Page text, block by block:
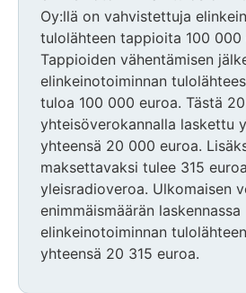
Oy:llä on vahvistettuja
tulolähteen tappioita 100 000
Tappioiden vähentämisen
elinkeinotoiminnan
tuloa 100 000 euroa. Tästä
yhteisöverokannalla laskettu
yhteensä 20 000 euroa.
maksettavaksi tulee 315
yleisradioveroa. Ulkomaisen
enimmäismäärän laskennassa
elinkeinotoiminnan
yhteensä 20 315 euroa.